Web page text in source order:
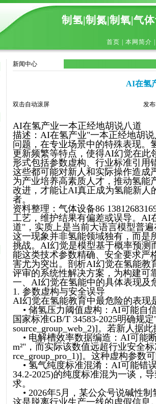
制氢|制氮|制氧|气
首页 本网简介
新闻中心
AI在氢
双击自动滚屏 发布
AI在氢产业一本正经地胡说八道
描述：AI在氢产业"一本正经地胡
问题，在专业场景中的特殊表现。
更新频繁等特点，使得AI幻觉在此
形式包括参数虚构、行业标准引用
这些都可能对新人和实际操作造成
为产业培养高素质人才，推动氢能
改进，才能让AI真正成为氢能新人
者。
资料整理：气体设备86
工艺，维护结果有偏差或误导。AI
道"，实质上是当前大语言模型普
这一现象并非氢能领域独有，而是
挑战。AI幻觉是模型基于概率预测
能这类技术参数精确、安全要求严
害尤为突出。剖析AI幻觉在氢能教
评审的系统性解决方案，为构建可
一、AI幻觉在氢能中的具体表现及
1. 参数虚构与安全误导
AI幻觉在氢能教育中最危险的表现
• 储氢压力阈值虚构：AI可能自
国家标准GB/T 34583-2025明确规
source_group_web_2)]。若新人据
• 电解槽效率数据编造：AI可能
m²"，而实际该数值远超行业安全标
rce_group_pro_1)]。这种虚构参数
• 氢气纯度标准混淆：AI可能错
34.2-2025)的纯度标准混为一谈，
求。
• 2026年5月，某公众号说碱性制
这是脱离行业生产一线的虚假信息。